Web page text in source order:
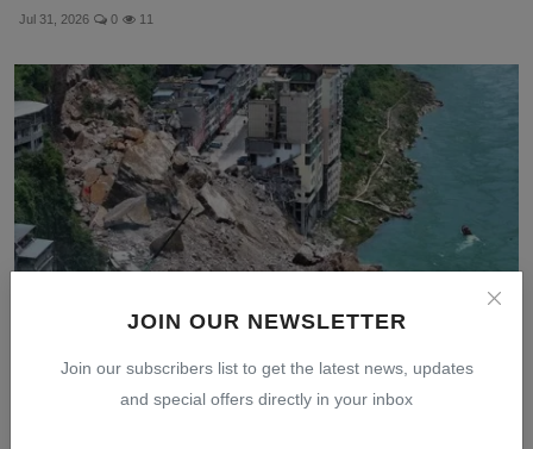
JOIN OUR NEWSLETTER
Join our subscribers list to get the latest news, updates
and special offers directly in your inbox
Jul 31, 2026 0 11
China Terus Lakukan Pencarian Korban Tanah